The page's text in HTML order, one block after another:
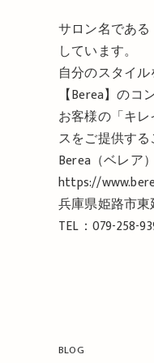
サロン名であ
しています。
自分のスタイ
【Berea】のコ
お客様の「キ
スをご提供す
Berea（ベレア
https://
兵庫県姫路市
TEL：079-258-
BLOG